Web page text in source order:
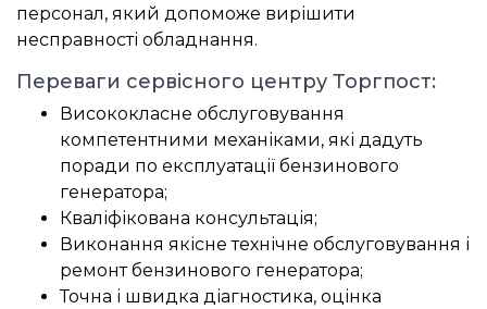
персонал, який допоможе вирішити
несправності обладнання.
Переваги сервісного центру Торгпост:
Висококласне обслуговування
компетентними механіками, які дадуть
поради по експлуатації бензинового
генератора;
Кваліфікована консультація;
Виконання якісне технічне обслуговування і
ремонт бензинового генератора;
Точна і швидка діагностика, оцінка